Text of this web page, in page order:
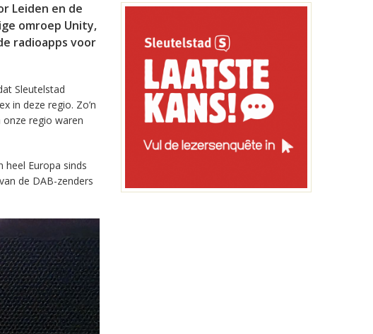
Leiden en de
omroep Unity,
radioapps voor
Sleutelstad
in deze regio. Zo’n
regio waren
heel Europa sinds
de DAB-zenders